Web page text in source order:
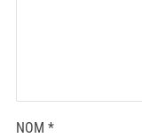
NOM *